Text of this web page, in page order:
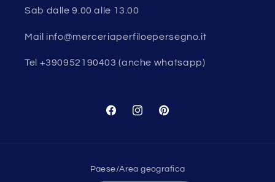
Sab dalle 9.00 alle 13.00
Mail info@merceriaperfiloepersegno.it
Tel +390952190403 (anche whatsapp)
FacebookInstagramPinterest
Paese/Area geografica